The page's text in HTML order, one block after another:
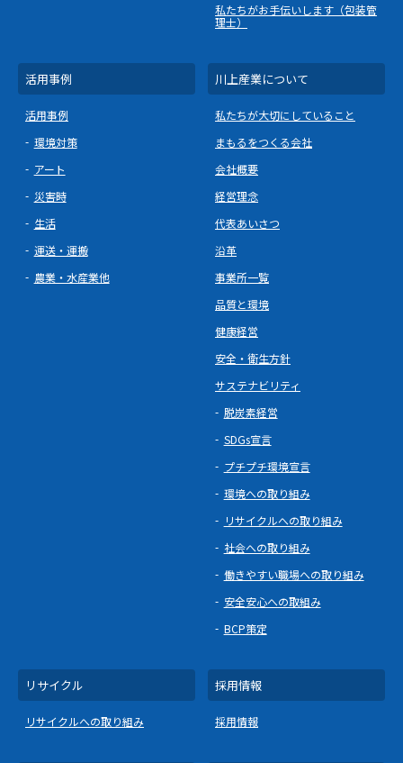
私たちがお手伝いします（包装管
理士）
活用事例
活用事例
環境対策
アート
災害時
生活
運送・運搬
農業・水産業他
川上産業について
私たちが大切にしていること
まもるをつくる会社
会社概要
経営理念
代表あいさつ
沿革
事業所一覧
品質と環境
健康経営
安全・衛生方針
サステナビリティ
脱炭素経営
SDGs宣言
プチプチ環境宣言
環境への取り組み
リサイクルへの取り組み
社会への取り組み
働きやすい職場への取り組み
安全安心への取組み
BCP策定
リサイクル
リサイクルへの取り組み
採用情報
採用情報